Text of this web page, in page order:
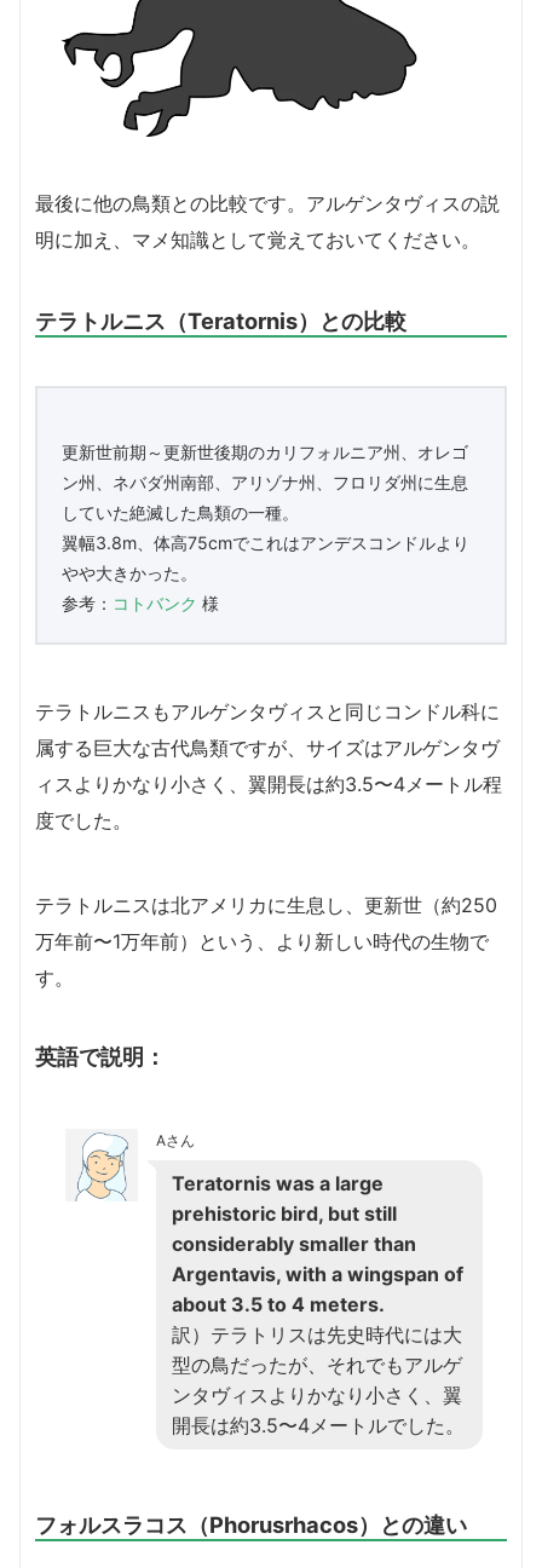
最後に他の鳥類との比較です。アルゲンタヴィスの説
明に加え、マメ知識として覚えておいてください。
テラトルニス（Teratornis）との比較
更新世前期～更新世後期のカリフォルニア州、オレゴ
ン州、ネバダ州南部、アリゾナ州、フロリダ州に生息
していた絶滅した鳥類の一種。
翼幅3.8m、体高75cmでこれはアンデスコンドルより
やや大きかった。
参考： コトバンク 様
テラトルニスもアルゲンタヴィスと同じコンドル科に
属する巨大な古代鳥類ですが、サイズはアルゲンタヴ
ィスよりかなり小さく、翼開長は約3.5〜4メートル程
度でした。
テラトルニスは北アメリカに生息し、更新世（約250
万年前〜1万年前）という、より新しい時代の生物で
す。
英語で説明：
Aさん
Teratornis was a large
prehistoric bird, but still
considerably smaller than
Argentavis, with a wingspan of
about 3.5 to 4 meters.
訳）テラトリスは先史時代には大
型の鳥だったが、それでもアルゲ
ンタヴィスよりかなり小さく、翼
開長は約3.5〜4メートルでした。
フォルスラコス（Phorusrhacos）との違い